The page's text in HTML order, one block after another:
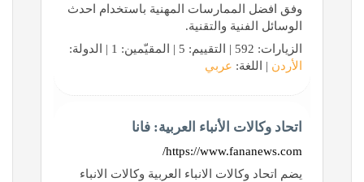
وفق افضل الممارسات المهنية باستخدام احدث
الوسائل الفنية والتقنية.
الزيارات: 592 | التقييم: 5 | المقيّمين: 1 | الدولة:
الأردن | اللغة: عربي
اتحاد وكالات الأنباء العربية: فانا
https://www.fananews.com/
يضم اتحاد وكالات الانباء العربية وكالات الانباء